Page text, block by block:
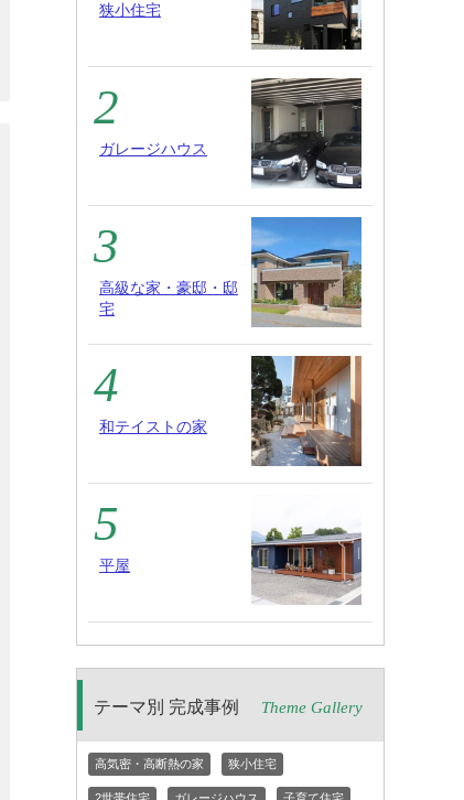
狭小住宅
ガレージハウス
高級な家・豪邸・邸
宅
和テイストの家
平屋
テーマ別 完成事例 Theme Gallery
高気密・高断熱の家 狭小住宅